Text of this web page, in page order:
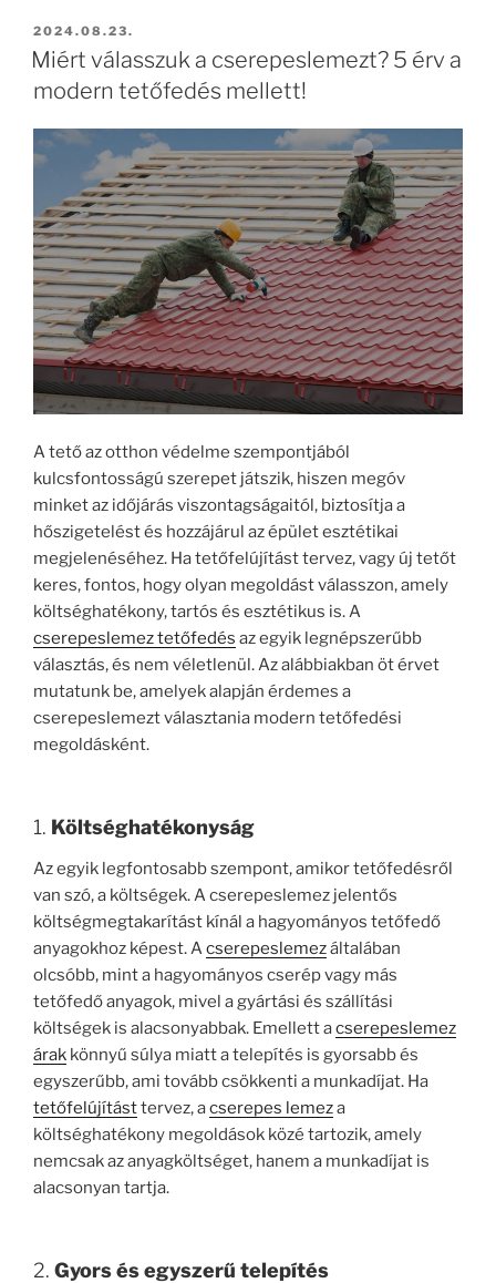
BEKÜLDVE:
2024.08.23.
Miért válasszuk a cserepeslemezt? 5 érv a
modern tetőfedés mellett!
A tető az otthon védelme szempontjából
kulcsfontosságú szerepet játszik, hiszen megóv
minket az időjárás viszontagságaitól, biztosítja a
hőszigetelést és hozzájárul az épület esztétikai
megjelenéséhez. Ha tetőfelújítást tervez, vagy új tetőt
keres, fontos, hogy olyan megoldást válasszon, amely
költséghatékony, tartós és esztétikus is. A
cserepeslemez tetőfedés az egyik legnépszerűbb
választás, és nem véletlenül. Az alábbiakban öt érvet
mutatunk be, amelyek alapján érdemes a
cserepeslemezt választania modern tetőfedési
megoldásként.
1. Költséghatékonyság
Az egyik legfontosabb szempont, amikor tetőfedésről
van szó, a költségek. A cserepeslemez jelentős
költségmegtakarítást kínál a hagyományos tetőfedő
anyagokhoz képest. Acserepeslemezáltalában
olcsóbb, mint a hagyományos cserép vagy más
tetőfedő anyagok, mivel a gyártási és szállítási
költségek is alacsonyabbak. Emellett acserepeslemez
árak könnyű súlya miatt a telepítés is gyorsabb és
egyszerűbb, ami tovább csökkenti a munkadíjat. Ha
tetőfelújításttervez, acserepes lemeza
költséghatékony megoldások közé tartozik, amely
nemcsak az anyagköltséget, hanem a munkadíjat is
alacsonyan tartja.
2. Gyors és egyszerű telepítés